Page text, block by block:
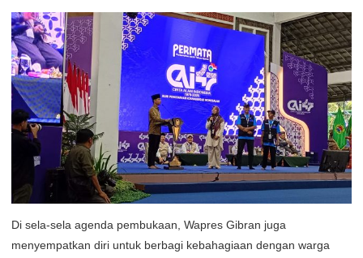
Di sela-sela agenda pembukaan, Wapres Gibran juga
menyempatkan diri untuk berbagi kebahagiaan dengan warga